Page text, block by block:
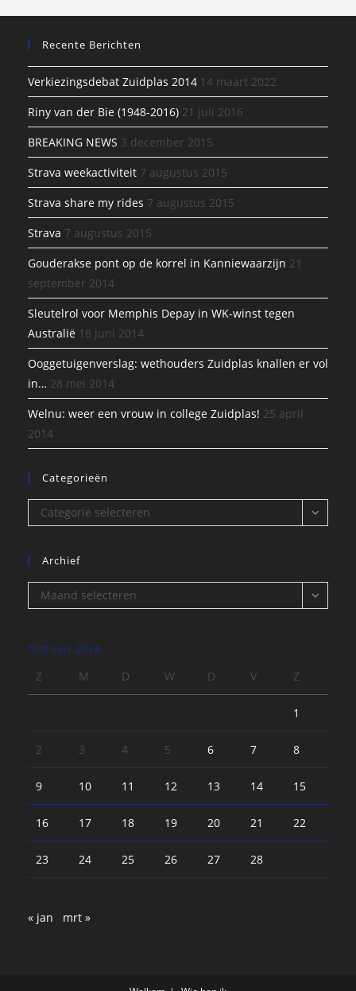
Recente Berichten
Verkiezingsdebat Zuidplas 2014 14 maart 2022
Riny van der Bie (1948-2016) 21 juli 2016
BREAKING NEWS 3 december 2015
Strava weekactiviteit 7 augustus 2015
Strava share my rides 7 augustus 2015
Strava 7 augustus 2015
Gouderakse pont op de korrel in Kanniewaarzijn 21
september 2014
Sleutelrol voor Memphis Depay in WK-winst tegen
Australië 18 juni 2014
Ooggetuigenverslag: wethouders Zuidplas knallen er vol
in… 28 mei 2014
Welnu: weer een vrouw in college Zuidplas! 25 april
2014
Categorieën
Categorieën
Categorie selecteren
Archief
Archief
Maand selecteren
februari 2014
Z
M D W D V Z
1
2 3 4 5 6 7 8
9 10 11 12 13 14 15
16 17 18 19 20 21 22
23 24 25 26 27 28
« jan mrt »